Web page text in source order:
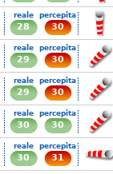
reale
28
percepita
30
reale
29
percepita
30
reale
29
percepita
30
reale
30
percepita
30
reale
30
percepita
31